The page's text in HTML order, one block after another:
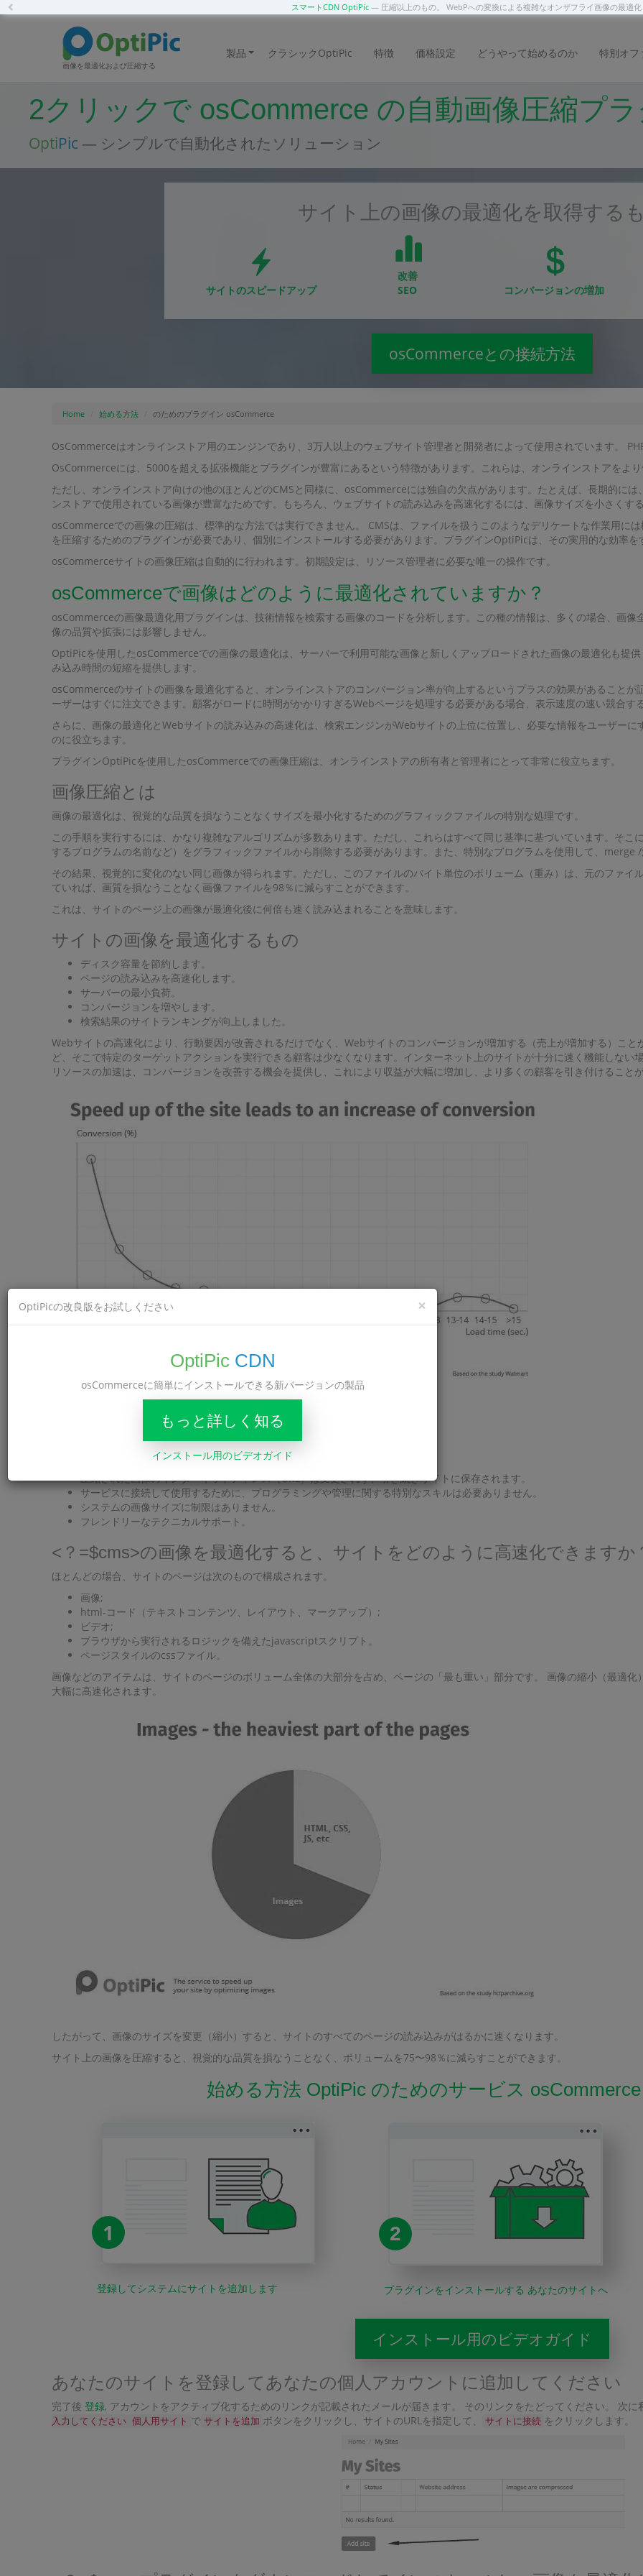
スマートCDN OptiPic — 圧縮以上のもの。 WebPへの変換による複雑なオンザフライ画像の最適化
画像を最適化および圧縮する
製品 クラシックOptiPic 特徴 価格設定 どうやって始めるのか 特別オフ
2クリックで osCommerce の自動画像圧縮プ
OptiPic — シンプルで自動化されたソリューション
サイト上の画像の最適化を取得する
サイトのスピードアップ
改善
SEO
コンバージョンの増加
osCommerceとの接続方法
Home 始める方法 のためのプラグイン osCommerce
OsCommerceはオンラインストア用のエンジンであり、3万人​​以上のウェブサイト管理者と開発者によって使用されています。
OsCommerceには、5000を超える拡張機能とプラグインが豊富にあるという特徴があります。これらは、オンラインストアをよ
ただし、オンラインストア向けの他のほとんどのCMSと同様に、osCommerceには独自の欠点があります。たとえば、長期的に
ンストアで使用されている画像が豊富なためです。もちろん、ウェブサイトの読み込みを高速化するには、画像サイズを小さくす
osCommerceでの画像の圧縮は、標準的な方法では実行できません。 CMSは、ファイルを扱うこのようなデリケートな作業用に
を圧縮するためのプラグインが必要であり、個別にインストールする必要があります。プラグインOptiPicは、その実用的な効率
osCommerceサイトの画像圧縮は自動的に行われます。初期設定は、リソース管理者に必要な唯一の操作です。
osCommerceで画像はどのように最適化されていますか？
osCommerceの画像最適化用プラグインは、技術情報を検索する画像のコードを分析します。この種の情報は、多くの場合、画
像の品質や拡張には影響しません。
OptiPicを使用したosCommerceでの画像の最適化は、サーバーで利用可能な画像と新しくアップロードされた画像の最適化も提
み込み時間の短縮を提供します。
osCommerceのサイトの画像を最適化すると、オンラインストアのコンバージョン率が向上するというプラスの効果があること
ーザーはすぐに注文できます。顧客がロードに時間がかかりすぎるWebページを処理する必要がある場合、表示速度の速い競合
さらに、画像の最適化とWebサイトの読み込みの高速化は、検索エンジンがWebサイトの上位に位置し、必要な情報をユーザー
のに役立ちます。
プラグインOptiPicを使用したosCommerceでの画像圧縮は、オンラインストアの所有者と管理者にとって非常に役立ちます。
画像圧縮とは
画像の最適化は、視覚的な品質を損なうことなくサイズを最小化するためのグラフィックファイルの特別な処理です。
この手順を実行するには、かなり複雑なアルゴリズムが多数あります。ただし、これらはすべて同じ基準に基づいています。そ
するプログラムの名前など）をグラフィックファイルから削除する必要があります。また、特別なプログラムを使用して、merge
その結果、視覚的に変化のない同じ画像が得られます。ただし、このファイルのバイト単位のボリューム（重み）は、元のファ
ていれば、画質を損なうことなく画像ファイルを98％に減らすことができます。
これは、サイトのページ上の画像が最適化後に何倍も速く読み込まれることを意味します。
サイトの画像を最適化するもの
ディスク容量を節約します。
ページの読み込みを高速化します。
サーバーの最小負荷。
コンバージョンを増やします。
検索結果のサイトランキングが向上しました。
Webサイトの高速化により、行動要因が改善されるだけでなく、Webサイトのコンバージョンが増加する（売上が増加する）こ
ど、そこで特定のターゲットアクションを実行できる顧客は少なくなります。インターネット上のサイトが十分に速く機能しな
リソースの加速は、コンバージョンを改善する機会を提供し、これにより収益が大幅に増加し、より多くの顧客を引き付けること
OptiPicのメリット
無料の接続支援。
圧縮された画像のインターネットアドレス（URL）は変更されず、引き続きサイトに保存されます。
サービスに接続して使用するために、プログラミングや管理に関する特別なスキルは必要ありません。
システムの画像サイズに制限はありません。
フレンドリーなテクニカルサポート。
<？=$cms>の画像を最適化すると、サイトをどのように高速化できますか
ほとんどの場合、サイトのページは次のもので構成されます。
画像;
html-コード（テキストコンテンツ、レイアウト、マークアップ）;
ビデオ;
ブラウザから実行されるロジックを備えたjavascriptスクリプト。
ページスタイルのcssファイル。
画像などのアイテムは、サイトのページのボリューム全体の大部分を占め、ページの「最も重い」部分です。 画像の縮小（最適
大幅に高速化されます。
したがって、画像のサイズを変更（縮小）すると、サイトのすべてのページの読み込みがはるかに速くなります。
サイト上の画像を圧縮すると、視覚的な品質を損なうことなく、ボリュームを75〜98％に減らすことができます。
始める方法 OptiPic のためのサービス
1
登録してシステムにサイトを追加します
2
プラグインをインストールする あなたのサイトへ
インストール用のビデオガイド
あなたのサイトを登録してあなたの個人アカウントに追加してください
完了後 登録, アカウントをアクティブ化するためのリンクが記載されたメールが届きます。 そのリンクをたどってください。 次
入力してください 個人用サイト で サイトを追加 ボタンをクリックし、サイトのURLを指定して、 サイトに接続 をクリックします。
×
OptiPicの改良版をお試しください
OptiPic CDN
osCommerceに簡単にインストールできる新バージョンの製品
もっと詳しく知る
インストール用のビデオガイド